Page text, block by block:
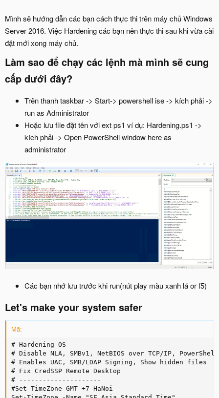
Mình sẽ hướng dẫn các bạn cách thực thi trên máy chủ Windows
Server 2016. Việc Hardening các bạn nên thực thi sau khi vừa cài
đặt mới xong máy chủ.
Làm sao để chạy các lệnh mà mình sẽ cung
cấp dưới đây?
Trên thanh taskbar -> Start-> powershell ise -> kích phải ->
run as Administrator
Hoặc lưu file đặt tên với ext ps1 ví dụ: Hardening.ps1 ->
kích phải -> Open PowerShell window here as
administrator
Các bạn nhớ lưu trước khi run(nút play màu xanh lá or f5)
Let's make your system safer
Mã:
# Hardening OS
# Disable NLA, SMBv1, NetBIOS over TCP/IP,
# Enables UAC, SMB/LDAP Signing, Show hidden files
# Fix CredSSP Remote Desktop
# ---------------------
#Set TimeZone GMT +7 HaNoi